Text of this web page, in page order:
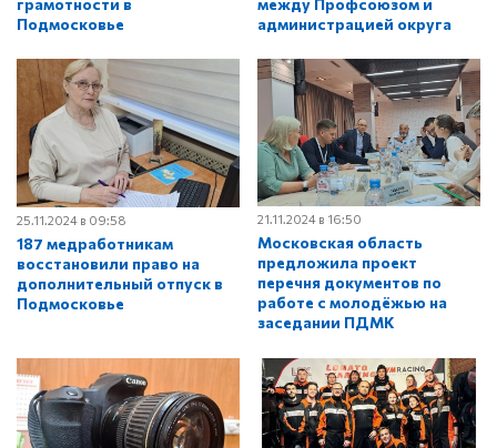
Подмосковье
администрацией округа
25.11.2024 в 09:58
187 медработникам
восстановили право на
дополнительный отпуск в
Подмосковье
21.11.2024 в 16:50
Московская область
предложила проект
перечня документов по
работе с молодёжью на
заседании ПДМК